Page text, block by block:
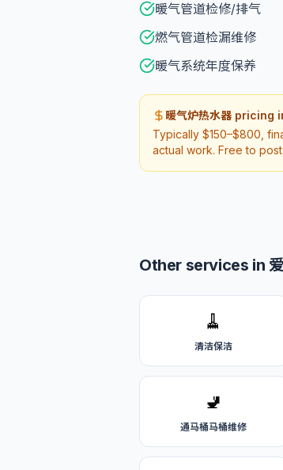
暖气管道检修/排气
燃气管道检漏维修
暖气系统年度保养
暖气炉热水器 pricing
Typically $150–$800,
actual work. Free to
Other services in
🧹
清洁保洁
🚽
通马桶马桶维修